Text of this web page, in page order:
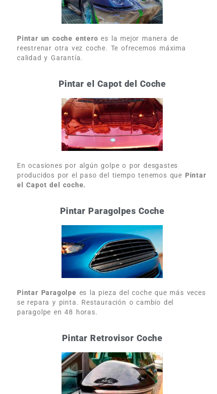
Pintar un coche entero es la mejor manera de
reestrenar otra vez coche. Te ofrecemos máxima
calidad y Garantía.
Pintar el Capot del Coche
En ocasiones por algún golpe o por desgastes
producidos por el paso del tiempo tenemos que Pintar
el Capot del coche.
Pintar Paragolpes Coche
Pintar Paragolpe es la pieza del coche que más veces
se repara y pinta. Restauración o cambio del
paragolpe en 48 horas.
Pintar Retrovisor Coche